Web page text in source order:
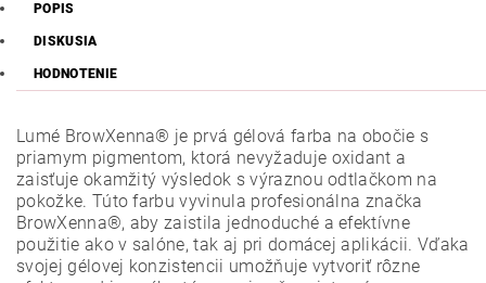
POPIS
DISKUSIA
HODNOTENIE
Lumé BrowXenna® je prvá gélová farba na obočie s
priamym pigmentom, ktorá nevyžaduje oxidant a
zaisťuje okamžitý výsledok s výraznou odtlačkom na
pokožke. Túto farbu vyvinula profesionálna značka
BrowXenna®, aby zaistila jednoduché a efektívne
použitie ako v salóne, tak aj pri domácej aplikácii. Vďaka
svojej gélovej konzistencii umožňuje vytvoriť rôzne